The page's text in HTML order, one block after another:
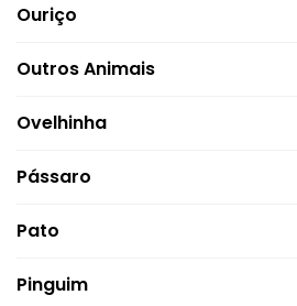
Ouriço
Outros Animais
Ovelhinha
Pássaro
Pato
Pinguim